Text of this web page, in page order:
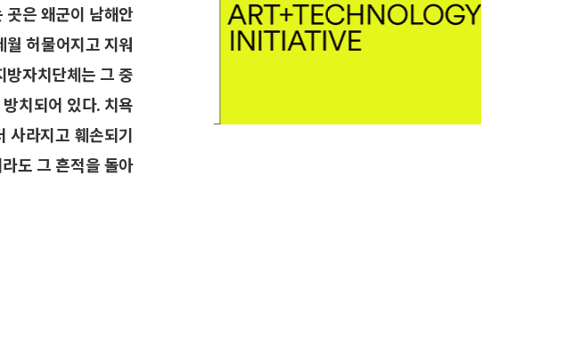
은 왜군이 남해안
허물어지고 지워
자치단체는 그 중
치되어 있다. 치욕
사라지고 훼손되기
도 그 흔적을 돌아